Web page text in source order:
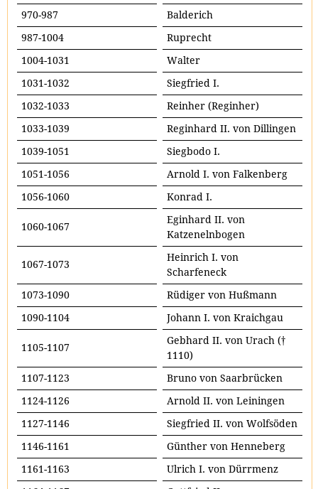
970-987
Balderich
987-1004
Ruprecht
1004-1031
Walter
1031-1032
Siegfried I.
1032-1033
Reinher (Reginher)
1033-1039
Reginhard II. von Dillingen
1039-1051
Siegbodo I.
1051-1056
Arnold I. von Falkenberg
1056-1060
Konrad I.
1060-1067
Eginhard II. von
Katzenelnbogen
1067-1073
Heinrich I. von
Scharfeneck
1073-1090
Rüdiger von Hußmann
1090-1104
Johann I. von Kraichgau
1105-1107
Gebhard II. von Urach (†
1110)
1107-1123
Bruno von Saarbrücken
1124-1126
Arnold II. von Leiningen
1127-1146
Siegfried II. von Wolfsöden
1146-1161
Günther von Henneberg
1161-1163
Ulrich I. von Dürrmenz